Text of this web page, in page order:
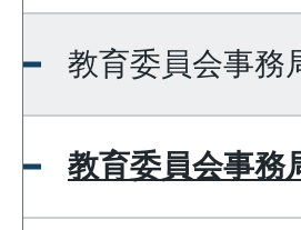
教育委員会事務
教育委員会事務